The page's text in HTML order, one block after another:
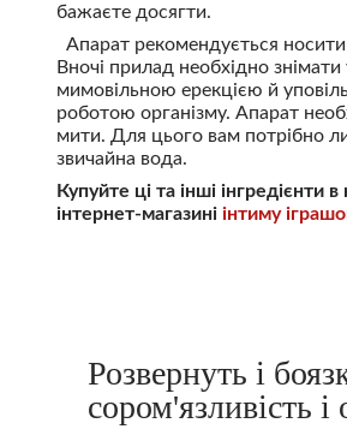
бажаєте досягти.
Апарат рекомендується носити
Вночі прилад необхідно знімати
мимовільною ерекцією й
роботою організму. Апарат
мити. Для цього вам потрібно
звичайна вода.
Купуйте ці та інші інгредієнти
інтернет-магазині інтиму
Розвернуть і
сором'язливість і